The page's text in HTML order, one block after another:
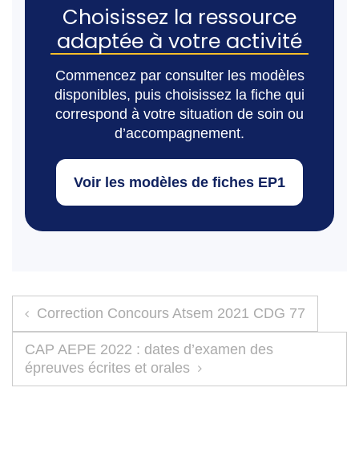
Choisissez la ressource
adaptée à votre activité
Commencez par consulter les modèles
disponibles, puis choisissez la fiche qui
correspond à votre situation de soin ou
d’accompagnement.
Voir les modèles de fiches EP1
Navigation de l’article
Correction Concours Atsem 2021 CDG 77
CAP AEPE 2022 : dates d’examen des
épreuves écrites et orales